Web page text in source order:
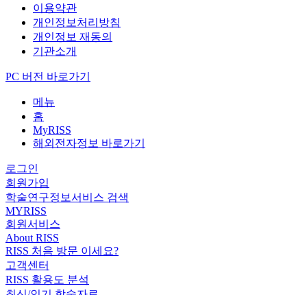
이용약관
개인정보처리방침
개인정보 재동의
기관소개
PC 버전 바로가기
메뉴
홈
MyRISS
해외전자정보 바로가기
로그인
회원가입
학술연구정보서비스 검색
MYRISS
회원서비스
About RISS
RISS 처음 방문 이세요?
고객센터
RISS 활용도 분석